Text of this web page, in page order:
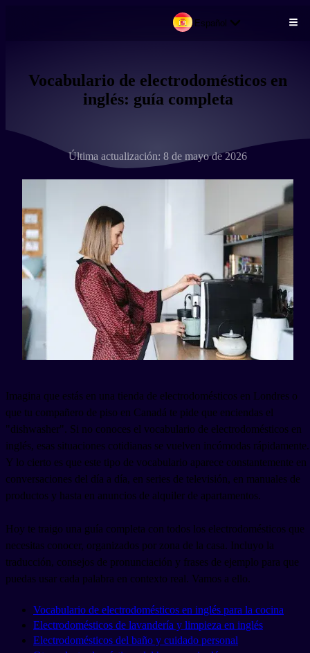
Español
Vocabulario de electrodomésticos en
inglés: guía completa
Última actualización: 8 de mayo de 2026
Imagina que estás en una tienda de electrodomésticos en Londres o
que tu compañero de piso en Canadá te pide que enciendas el
"dishwasher". Si no conoces el vocabulario de electrodomésticos en
inglés, esas situaciones cotidianas se vuelven incómodas rápidamente.
Y lo cierto es que este tipo de vocabulario aparece constantemente en
conversaciones del día a día, en series de televisión, en manuales de
productos y hasta en anuncios de alquiler de apartamentos.
Hoy te traigo una guía completa con todos los electrodomésticos que
necesitas conocer, organizados por zona de la casa. Incluyo la
traducción, consejos de pronunciación y frases de ejemplo para que
puedas usar cada palabra en contexto real. Vamos a ello.
Vocabulario de electrodomésticos en inglés para la cocina
Electrodomésticos de lavandería y limpieza en inglés
Electrodomésticos del baño y cuidado personal